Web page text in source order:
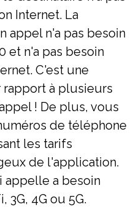
Internet. La
appel n'a pas besoin
et n'a pas besoin
C'est une
à plusieurs
! De plus, vous
de téléphone
les tarifs
de l'application.
appelle a besoin
3G, 4G ou 5G.